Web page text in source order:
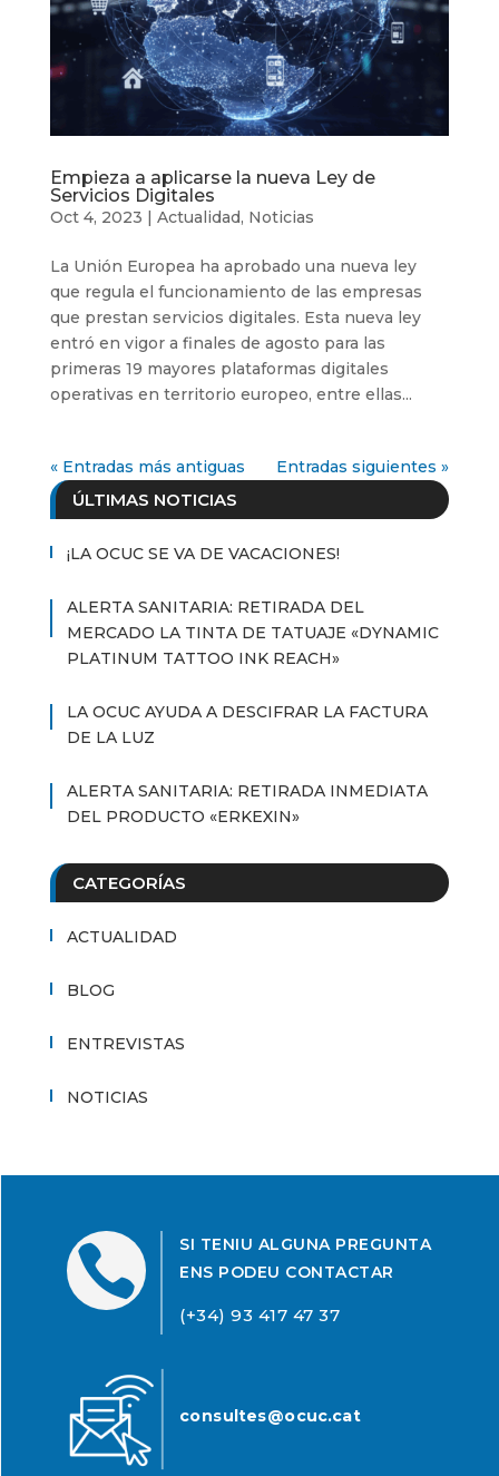
Empieza a aplicarse la nueva Ley de
Servicios Digitales
Oct 4, 2023 | Actualidad, Noticias
La Unión Europea ha aprobado una nueva ley
que regula el funcionamiento de las empresas
que prestan servicios digitales. Esta nueva ley
entró en vigor a finales de agosto para las
primeras 19 mayores plataformas digitales
operativas en territorio europeo, entre ellas...
« Entradas más antiguas Entradas siguientes »
ÚLTIMAS NOTICIAS
¡LA OCUC SE VA DE VACACIONES!
ALERTA SANITARIA: RETIRADA DEL
MERCADO LA TINTA DE TATUAJE «DYNAMIC
PLATINUM TATTOO INK REACH»
LA OCUC AYUDA A DESCIFRAR LA FACTURA
DE LA LUZ
ALERTA SANITARIA: RETIRADA INMEDIATA
DEL PRODUCTO «ERKEXIN»
CATEGORÍAS
ACTUALIDAD
BLOG
ENTREVISTAS
NOTICIAS

SI TENIU ALGUNA PREGUNTA
ENS PODEU CONTACTAR
(+34) 93 417 47 37
consultes@ocuc.cat